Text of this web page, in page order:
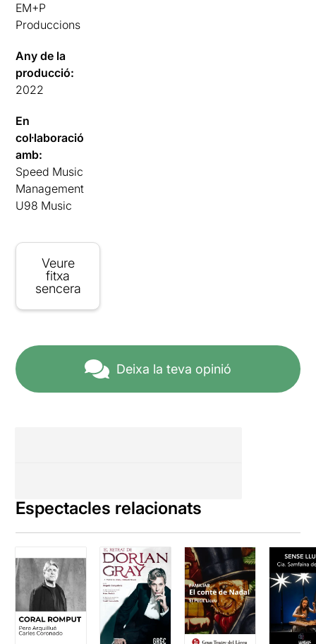
EM+P
Produccions
Any de la
producció:
2022
En
col·laboració
amb:
Speed Music
Management
U98 Music
Veure
fitxa
sencera
Deixa la teva opinió
Espectacles relacionats